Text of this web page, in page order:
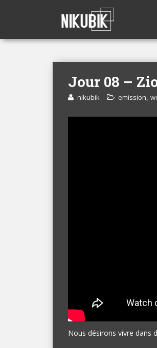
Jour 08 –
nikubik emission,
Nous désirons vivre dans